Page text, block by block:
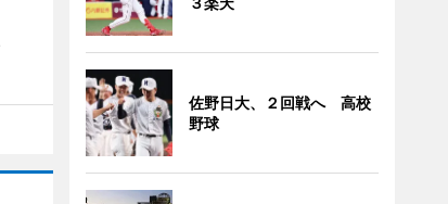
佐野日大、２回戦へ 高校
野球